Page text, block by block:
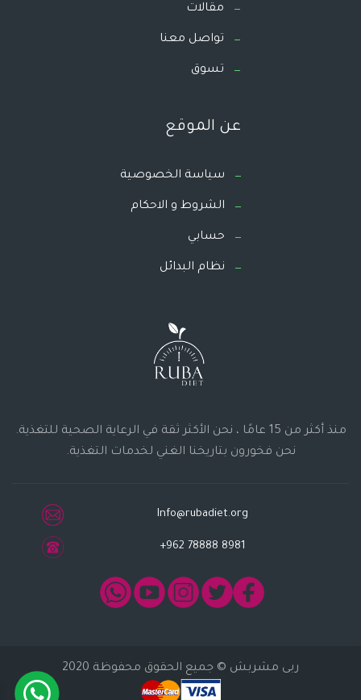
مقالات
تواصل معنا
تسوق
عن الموقع
سياسة الخصوصية
الشروط و الاحكام
حسابي
نظام البدائل
منذ أكثر من 15 عامًا ، نحن الأكثر ثقة في الرعاية الصحية للتغذية.
نحن فخورون بتاريخنا الغني لخدمات التغذية.
Info@rubadiet.org
+962 78888 8981
ربى مشربش © جميع الحقوق محفوظة 2020